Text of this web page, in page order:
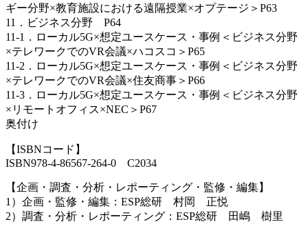
ギー分野×教育施設における遠隔授業×オプテージ＞P63
11．ビジネス分野 P64
11-1．ローカル5G×想定ユースケース・事例＜ビジネス分野
×テレワークでのVR会議×ハコスコ＞P65
11-2．ローカル5G×想定ユースケース・事例＜ビジネス分野
×テレワークでのVR会議×住友商事＞P66
11-3．ローカル5G×想定ユースケース・事例＜ビジネス分野
×リモートオフィス×NEC＞P67
奥付け
【ISBNコード】
ISBN978-4-86567-264-0 C2034
【企画・調査・分析・レポーティング・監修・編集】
1）企画・監修・編集：ESP総研 村岡 正悦
2）調査・分析・レポーティング：ESP総研 田嶋 樹里